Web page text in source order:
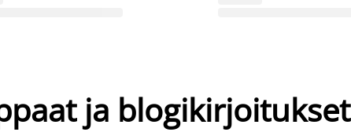
ja blogikirjoitukset